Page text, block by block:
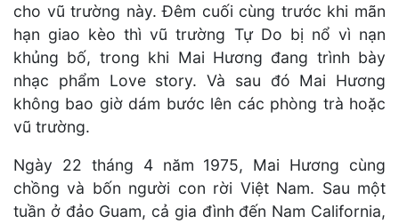
cho vũ trường này. Đêm cuối cùng trước khi mãn
hạn giao kèo thì vũ trường Tự Do bị nổ vì nạn
khủng bố, trong khi Mai Hương đang trình bày
nhạc phẩm Love story. Và sau đó Mai Hương
không bao giờ dám bước lên các phòng trà hoặc
vũ trường.
Ngày 22 tháng 4 năm 1975, Mai Hương cùng
chồng và bốn người con rời Việt Nam. Sau một
tuần ở đảo Guam, cả gia đình đến Nam California,